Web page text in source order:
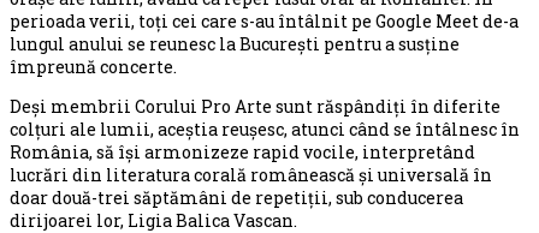
perioada verii, toți cei care s-au întâlnit pe Google Meet de-a
lungul anului se reunesc la București pentru a susține
împreună concerte.
Deși membrii Corului Pro Arte sunt răspândiți în diferite
colțuri ale lumii, aceștia reușesc, atunci când se întâlnesc în
România, să își armonizeze rapid vocile, interpretând
lucrări din literatura corală românească și universală în
doar două-trei săptămâni de repetiții, sub conducerea
dirijoarei lor, Ligia Balica Vascan.